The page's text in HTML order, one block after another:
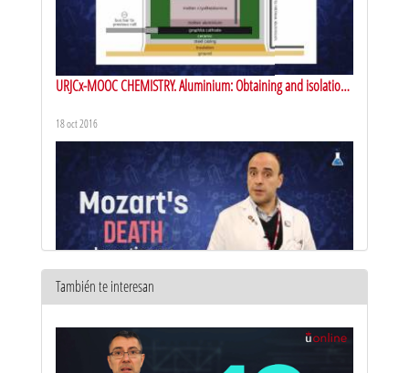
URJCx-MOOC CHEMISTRY. Aluminium: Obtaining and isolation
18 oct 2016
and applications
También te interesan